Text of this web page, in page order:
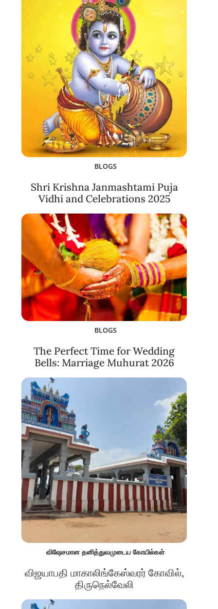
BLOGS
Shri Krishna Janmashtami Puja
Vidhi and Celebrations 2025
BLOGS
The Perfect Time for Wedding
Bells: Marriage Muhurat 2026
விஷேசமான தனித்துவமுடைய கோயில்கள்
விஜயாபதி மாகாலிங்கேஸ்வரர் கோவில்,
திருநெல்வேலி